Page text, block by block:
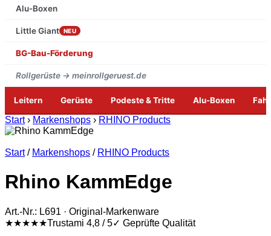
Alu-Boxen
Little Giant NEU
BG-Bau-Förderung
Rollgerüste → meinrollgeruest.de
Leitern Gerüste Podeste & Tritte Alu-Boxen
Zum
Inhalt
Start › Markenshops › RHINO Products
Start / Markenshops / RHINO Products
Rhino KammEdge
Art.-Nr.: L691 · Original-Markenware
★★★★★Trustami 4,8 / 5✓ Geprüfte Qualität